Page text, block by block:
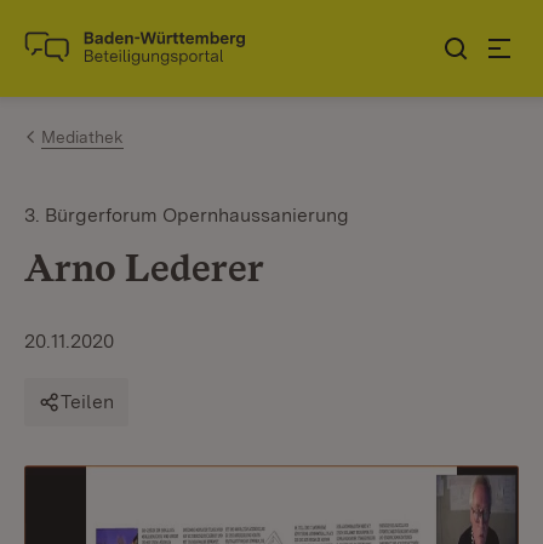
Zum Inhalt springen
Link zur Startseite
Mediathek
3. Bürgerforum Opernhaussanierung
Arno Lederer
20.11.2020
Teilen